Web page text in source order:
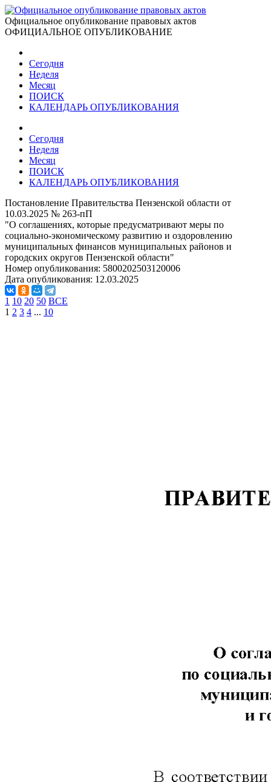
Официальное опубликование правовых актов
ОФИЦИАЛЬНОЕ ОПУБЛИКОВАНИЕ
Сегодня
Неделя
Месяц
ПОИСК
КАЛЕНДАРЬ ОПУБЛИКОВАНИЯ
Сегодня
Неделя
Месяц
ПОИСК
КАЛЕНДАРЬ ОПУБЛИКОВАНИЯ
Постановление Правительства Пензенской области от
10.03.2025 № 263-пП
"О соглашениях, которые предусматривают меры по
социально-экономическому развитию и оздоровлению
муниципальных финансов муниципальных районов и
городских округов Пензенской области"
Номер опубликования: 5800202503120006
Дата опубликования: 12.03.2025
1 10 20 50 ВСЕ
1 2 3 4 ... 10